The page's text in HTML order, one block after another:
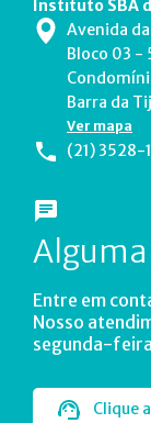
Instituto SBA
Avenida
Bloco 03 -
Barra da
Ver mapa
(21) 3528-
Alguma
Entre em
Nosso
segunda-
Clique